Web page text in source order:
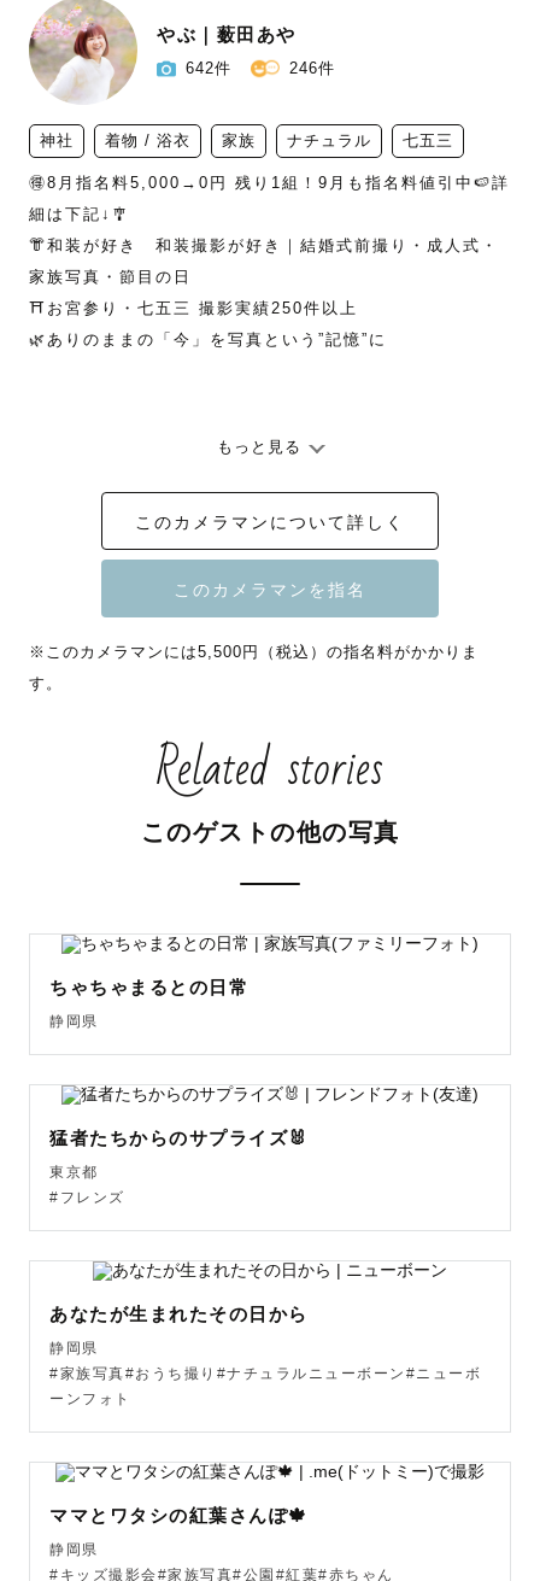
やぶ｜薮田あや
642件 246件
神社 着物 / 浴衣 家族 ナチュラル 七五三
🉐8月指名料5,000→0円 残り1組！9月も指名料値引中🍉詳
細は下記↓🎐
👘和装が好き　和装撮影が好き｜結婚式前撮り・成人式・
家族写真・節目の日
⛩️お宮参り・七五三 撮影実績250件以上
🌿ありのままの「今」を写真という”記憶”に
🚙詳しい交通費のご負担詳細につきましては、ページ最下
部をご確認ください🚙
🉐８・9月　指名料割引いたします🍉
まだまだ暑い時期の撮影は、
また、ロケーション撮影の場合はなるべく短いお時間で、
ディに、外撮影を楽しみましょう！
この暑い時期に撮影いただく皆様に向けて、
指名料の早期申込割引を行います！
🎇８月の撮影は指名料0円
※ラブグラフ経由・スタンダードプラン以上の御依頼に限
します！
お申込み時は指名料が加算されていますが、
御依頼を頂いた後当方で変更いたします。どうぞご安心く
ださい。
撮影前のご相談等でも、内容についてご案内いたします。
いつでもお気軽に公式LINEよりお問い合わせください☺️
もっと見る
このカメラマンについて詳しく
※このカメラマンには5,500円（税込）の指名料がかかりま
す。
Related stories
このゲストの他の写真
ちゃちゃまるとの日常
静岡県
猛者たちからのサプライズ🐰
東京都
#フレンズ
あなたが生まれたその日から
静岡県
#家族写真#おうち撮り#ナチュラルニューボーン#ニューボ
ーンフォト
ママとワタシの紅葉さんぽ🍁
静岡県
#キッズ撮影会#家族写真#公園#紅葉#赤ちゃん